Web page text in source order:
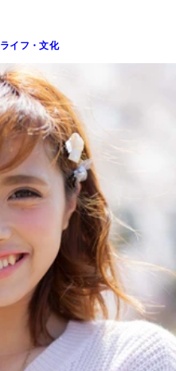
ライフ・文化